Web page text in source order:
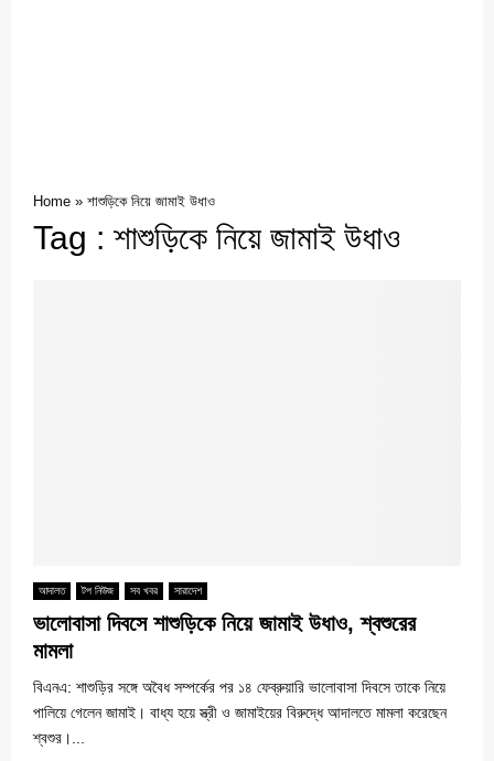
Home » শাশুড়িকে নিয়ে জামাই উধাও
Tag : শাশুড়িকে নিয়ে জামাই উধাও
আদালত টপ নিউজ সব খবর সারাদেশ
ভালোবাসা দিবসে শাশুড়িকে নিয়ে জামাই উধাও, শ্বশুরের
মামলা
বিএনএ: শাশুড়ির সঙ্গে অবৈধ সম্পর্কের পর ১৪ ফেব্রুয়ারি ভালোবাসা দিবসে তাকে নিয়ে
পালিয়ে গেলেন জামাই। বাধ্য হয়ে স্ত্রী ও জামাইয়ের বিরুদ্ধে আদালতে মামলা করেছেন
শ্বশুর।...